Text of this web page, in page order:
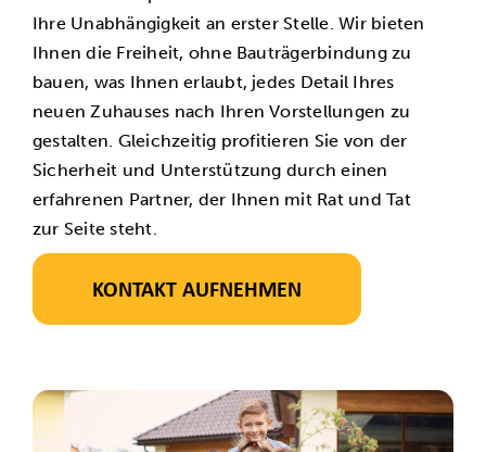
Ihre Unabhängigkeit an erster Stelle. Wir bieten
Ihnen die Freiheit, ohne Bauträgerbindung zu
bauen, was Ihnen erlaubt, jedes Detail Ihres
neuen Zuhauses nach Ihren Vorstellungen zu
gestalten. Gleichzeitig profitieren Sie von der
Sicherheit und Unterstützung durch einen
erfahrenen Partner, der Ihnen mit Rat und Tat
zur Seite steht.
KONTAKT AUFNEHMEN